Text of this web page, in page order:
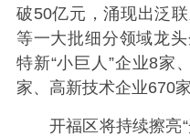
破50亿元，涌现出泛
等一大批细分领域龙
特新“小巨人”企业8家
家、高新技术企业670家
开福区将持续擦亮